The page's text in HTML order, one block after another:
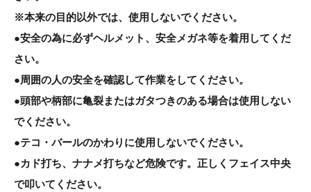
※本来の目的以外では、使用しないでください。
●安全の為に必ずヘルメット、安全メガネ等を着用してくだ
さい。
●周囲の人の安全を確認して作業をしてください。
●頭部や柄部に亀裂またはガタつきのある場合は使用しない
でください。
●テコ・バールのかわりに使用しないでください。
●カド打ち、ナナメ打ちなど危険です。正しくフェイス中央
で叩いてください。